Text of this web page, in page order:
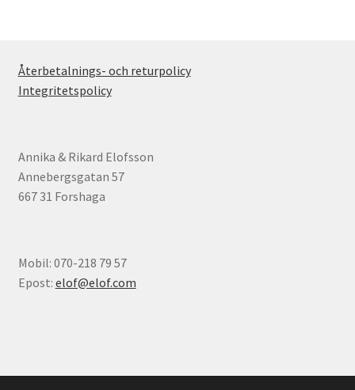
Återbetalnings- och returpolicy
Integritetspolicy
Annika & Rikard Elofsson
Annebergsgatan 57
667 31 Forshaga
Mobil: 070-218 79 57
Epost: elof@elof.com